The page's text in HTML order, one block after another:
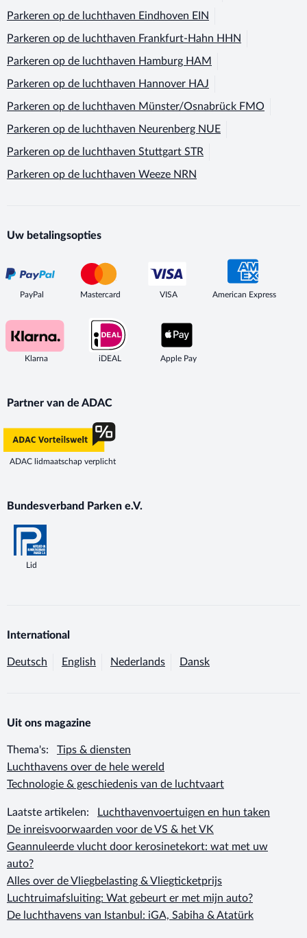
Parkeren op de luchthaven Eindhoven EIN
Parkeren op de luchthaven Frankfurt-Hahn HHN
Parkeren op de luchthaven Hamburg HAM
Parkeren op de luchthaven Hannover HAJ
Parkeren op de luchthaven Münster/Osnabrück FMO
Parkeren op de luchthaven Neurenberg NUE
Parkeren op de luchthaven Stuttgart STR
Parkeren op de luchthaven Weeze NRN
Uw betalingsopties
PayPal Mastercard VISA American Express
Klarna iDEAL Apple Pay
Partner van de ADAC
ADAC lidmaatschap verplicht
Bundesverband Parken e.V.
Lid
International
Deutsch English Nederlands Dansk
Uit ons magazine
Thema's:
Tips & diensten
Luchthavens over de hele wereld
Technologie & geschiedenis van de luchtvaart
Laatste artikelen:
Luchthavenvoertuigen en hun taken
De inreisvoorwaarden voor de VS & het VK
Geannuleerde vlucht door kerosinetekort: wat met uw
auto?
Alles over de Vliegbelasting & Vliegticketprijs
Luchtruimafsluiting: Wat gebeurt er met mijn auto?
De luchthavens van Istanbul: iGA, Sabiha & Atatürk